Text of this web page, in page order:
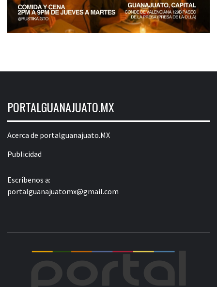
PORTALGUANAJUATO.MX
Acerca de portalguanajuato.MX
Publicidad
Escríbenos a:
portalguanajuatomx@gmail.com